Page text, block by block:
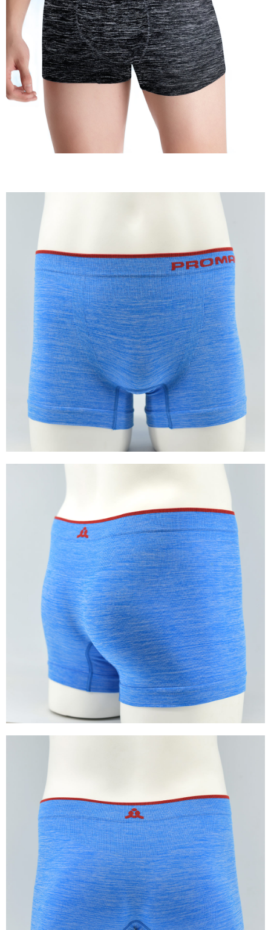
請求用戶進行身份認證。
５．嚴禁一人註冊多個帳號或使用他人資訊註冊。若發現惡意使用之情形，
恩沛科技股份有限公司將有權停止該用戶之使用額度並採取法律行動。